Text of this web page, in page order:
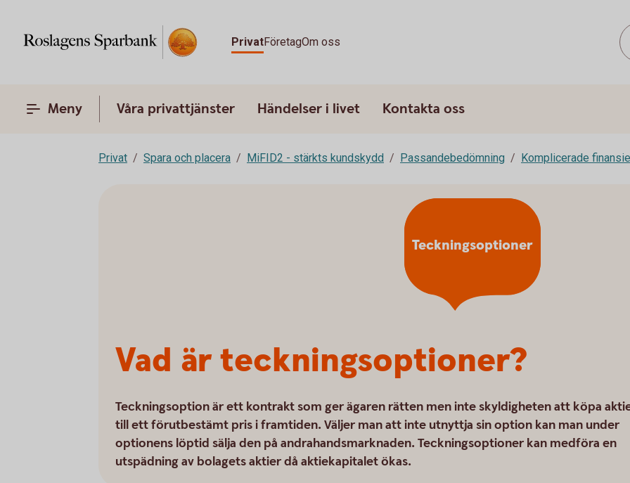
PrivatFöretagOm oss
Meny Våra privattjänster Händelser i livet Kontakta oss
Privat Spara och placera MiFID2 - stärkts kundskydd Passandebedömning Komplicerade
Vad är teckningsoptioner?
Teckningsoption är ett kontrakt som ger ägaren rätten men inte skyldigheten att köpa
till ett förutbestämt pris i framtiden. Väljer man att inte utnyttja sin option kan man under
optionens löptid sälja den på andrahandsmarknaden. Teckningsoptioner kan medföra en
utspädning av bolagets aktier då aktiekapitalet ökas.
Teckningsoptioner